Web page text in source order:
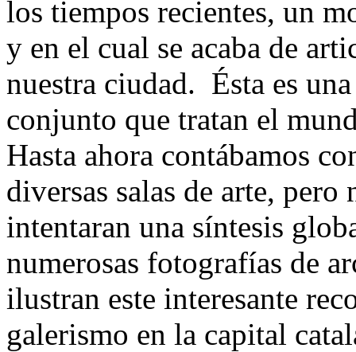
los tiempos recientes, un
y en el cual se acaba de
nuestra ciudad. Ésta es
conjunto que tratan el
Hasta ahora contábamos
diversas salas de arte,
intentaran una síntesis
numerosas fotografías de
ilustran este interesante
galerismo en la capital